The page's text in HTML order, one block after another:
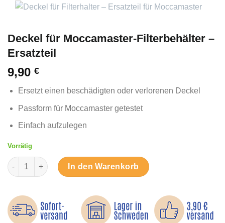
Deckel für Moccamaster-Filterbehälter –
Ersatzteil
9,90 €
Ersetzt einen beschädigten oder verlorenen Deckel
Passform für Moccamaster getestet
Einfach aufzulegen
Vorrätig
Deckel für Moccamaster-Filterbehälter – Ersatzteil Menge
In den Warenkorb